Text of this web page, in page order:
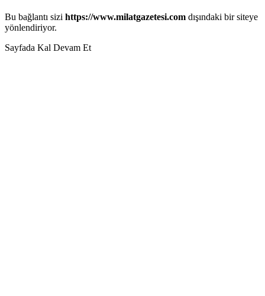
Bu bağlantı sizi https://www.milatgazetesi.com dışındaki bir siteye
yönlendiriyor.
Sayfada Kal Devam Et